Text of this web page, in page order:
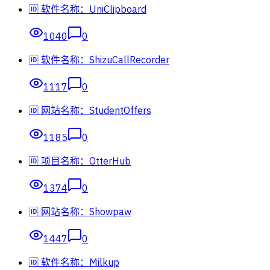
🆔 软件名称：UniClipboard
1040
0
🆔 软件名称：ShizuCallRecorder
1117
0
🆔 网站名称：StudentOffers
1185
0
🆔 项目名称：OtterHub
1374
0
🆔 网站名称：Showpaw
1447
0
🆔 软件名称：Milkup